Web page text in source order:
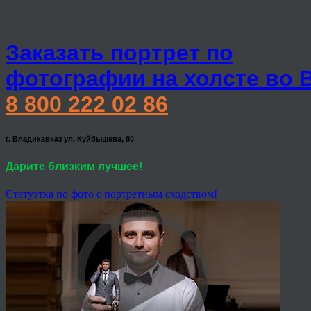
Заказать портрет по
фотографии на холсте во
8 800 222 02 86
г. Владикавказ ул. Куйбышева, 80
Дарите близким лучшее!
Статуэтка по фото с портретным сходством!